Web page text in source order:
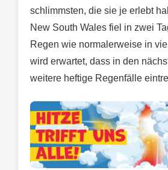
schlimmsten, die sie je erlebt
New South Wales fiel in zwei
Regen wie normalerweise in
wird erwartet, dass in den
weitere heftige Regenfälle